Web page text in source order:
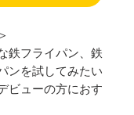
鉄フライパン、鉄
ンを試してみたい
ビューの方におす